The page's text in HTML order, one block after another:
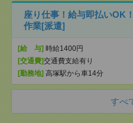
座り仕事！給与即払いOK
作業[派遣]
[給 与] 時給1400円
[交通費]交通費支給有り
[勤務地] 高塚駅から車14分
すべ